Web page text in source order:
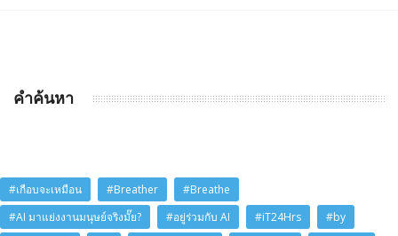
คำค้นหา
#เกือบจะเหมือน #Breather
#Breathe
#AI มาแย่งงานมนุษย์จริงมั๊ย?
#อยู่ร่วมกับ AI #iT24Hrs
#by